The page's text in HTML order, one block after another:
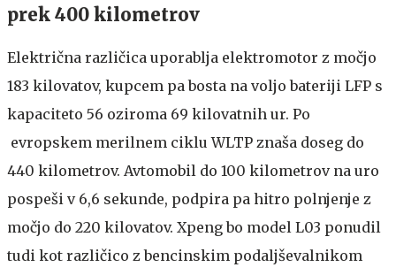
prek 400 kilometrov
Električna različica uporablja elektromotor z močjo
183 kilovatov, kupcem pa bosta na voljo bateriji LFP s
kapaciteto 56 oziroma 69 kilovatnih ur. Po
evropskem merilnem ciklu WLTP znaša doseg do
440 kilometrov. Avtomobil do 100 kilometrov na uro
pospeši v 6,6 sekunde, podpira pa hitro polnjenje z
močjo do 220 kilovatov. Xpeng bo model L03 ponudil
tudi kot različico z bencinskim podaljševalnikom